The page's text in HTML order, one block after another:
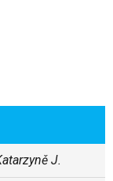
J.